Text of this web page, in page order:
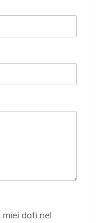
dati nel